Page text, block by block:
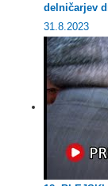
delničarjev
31.8.2023